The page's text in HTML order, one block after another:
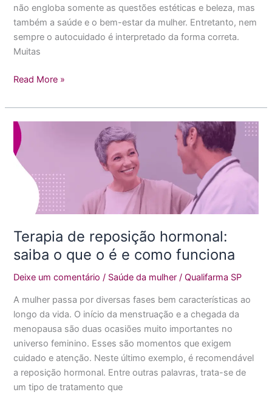
não engloba somente as questões estéticas e beleza, mas
também a saúde e o bem-estar da mulher. Entretanto, nem
sempre o autocuidado é interpretado da forma correta.
Muitas
Read More »
Terapia de reposição hormonal:
saiba o que o é e como funciona
Deixe um comentário / Saúde da mulher /Qualifarma SP
A mulher passa por diversas fases bem características ao
longo da vida. O início da menstruação e a chegada da
menopausa são duas ocasiões muito importantes no
universo feminino. Esses são momentos que exigem
cuidado e atenção. Neste último exemplo, é recomendável
a reposição hormonal. Entre outras palavras, trata-se de
um tipo de tratamento que
Terapia
de
reposição
hormonal:
o
é
e
como